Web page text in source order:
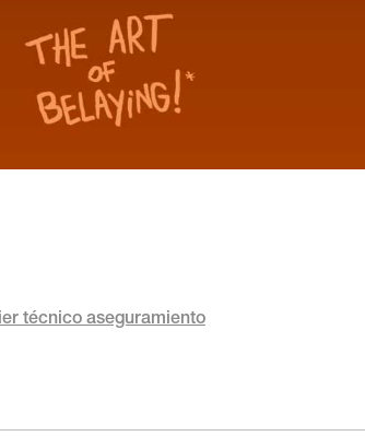
técnico aseguramiento